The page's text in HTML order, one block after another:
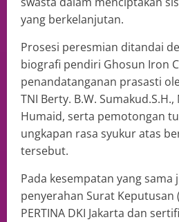
yang berkelanjutan.
Prosesi peresmian ditandai
biografi pendiri Ghosun Iron
penandatanganan prasasti
TNI Berty. B.W.
Humaid, serta pemotongan
ungkapan rasa syukur atas
tersebut.
Pada kesempatan yang sama
penyerahan Surat Keputusan
PERTINA DKI Jakarta dan